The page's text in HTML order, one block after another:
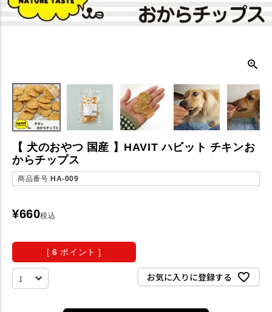
【 犬のおやつ 国産 】HAVIT ハビット チキンお
からチップス
商品番号 HA-009
¥660税込
[ 6 ポイント ]
お気に入りに登録する